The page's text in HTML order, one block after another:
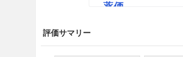
薬価
評価サマリー